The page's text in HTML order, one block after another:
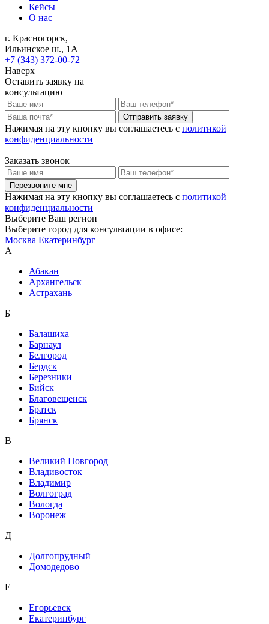
Кейсы
О нас
г. Красногорск,
Ильинское ш., 1А
+7 (343) 372-00-72
Наверх
Оставить заявку на
консультацию
Отправить заявку
Нажимая на эту кнопку вы соглашаетесь c политикой
конфиденциальности
Заказать звонок
Перезвоните мне
Нажимая на эту кнопку вы соглашаетесь c политикой
конфиденциальности
Выберите Ваш регион
Выберите город для консультации в офисе:
Москва Екатеринбург
А
Абакан
Архангельск
Астрахань
Б
Балашиха
Барнаул
Белгород
Бердск
Березники
Бийск
Благовещенск
Братск
Брянск
В
Великий Новгород
Владивосток
Владимир
Волгоград
Вологда
Воронеж
Д
Долгопрудный
Домодедово
Е
Егорьевск
Екатеринбург